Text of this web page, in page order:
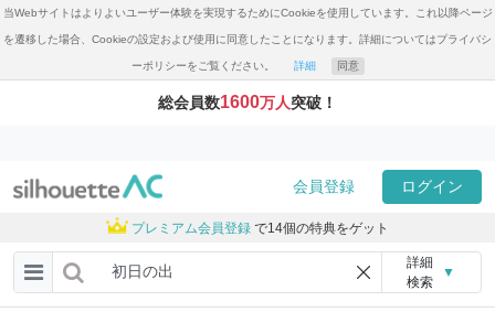
当Webサイトはよりよいユーザー体験を実現するためにCookieを使用しています。これ以降ページ
を遷移した場合、Cookieの設定および使用に同意したことになります。詳細についてはプライバシ
ーポリシーをご覧ください。 詳細 同意
総会員数1600万人突破！
会員登録 ログイン
プレミアム会員登録 で14個の特典をゲット
詳細
検索
▼